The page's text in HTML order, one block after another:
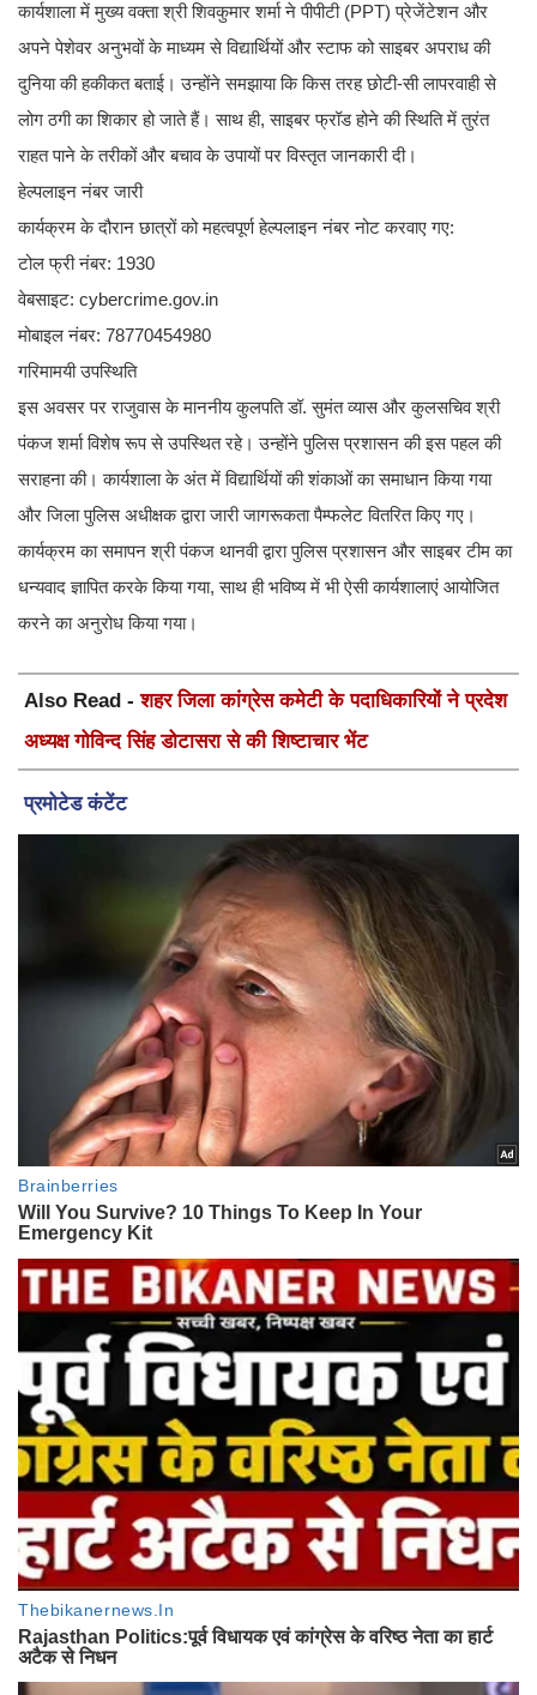
कार्यशाला में मुख्य वक्ता श्री शिवकुमार शर्मा ने पीपीटी (PPT) प्रेजेंटेशन और
अपने पेशेवर अनुभवों के माध्यम से विद्यार्थियों और स्टाफ को साइबर अपराध की
दुनिया की हकीकत बताई। उन्होंने समझाया कि किस तरह छोटी-सी लापरवाही से
लोग ठगी का शिकार हो जाते हैं। साथ ही, साइबर फ्रॉड होने की स्थिति में तुरंत
राहत पाने के तरीकों और बचाव के उपायों पर विस्तृत जानकारी दी।
​हेल्पलाइन नंबर जारी
कार्यक्रम के दौरान छात्रों को महत्वपूर्ण हेल्पलाइन नंबर नोट करवाए गए:
​टोल फ्री नंबर: 1930
​वेबसाइट: cybercrime.gov.in
​मोबाइल नंबर: 78770454980
​गरिमामयी उपस्थिति
इस अवसर पर राजुवास के माननीय कुलपति डॉ. सुमंत व्यास और कुलसचिव श्री
पंकज शर्मा विशेष रूप से उपस्थित रहे। उन्होंने पुलिस प्रशासन की इस पहल की
सराहना की। कार्यशाला के अंत में विद्यार्थियों की शंकाओं का समाधान किया गया
और जिला पुलिस अधीक्षक द्वारा जारी जागरूकता पैम्फलेट वितरित किए गए।
​कार्यक्रम का समापन श्री पंकज थानवी द्वारा पुलिस प्रशासन और साइबर टीम का
धन्यवाद ज्ञापित करके किया गया, साथ ही भविष्य में भी ऐसी कार्यशालाएं आयोजित
करने का अनुरोध किया गया।
Also Read -शहर जिला कांग्रेस कमेटी के पदाधिकारियों ने प्रदेश
अध्यक्ष गोविन्द सिंह डोटासरा से की शिष्टाचार भेंट